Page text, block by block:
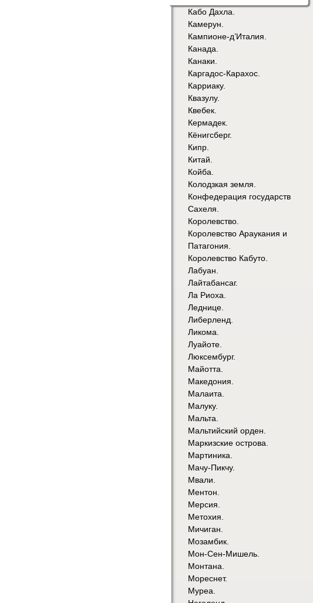
Кабо Дахла.
Камерун.
Кампионе-д’Италия.
Канада.
Канаки.
Каргадос-Карахос.
Карриаку.
Квазулу.
Квебек.
Кермадек.
Кёнигсберг.
Кипр.
Китай.
Койба.
Колодзкая земля.
Конфедерация государств
Сахеля.
Королевство.
Королевство Араукания и
Патагония.
Королевство Кабуто.
Лабуан.
Лайтабансаг.
Ла Риоха.
Леднице.
Либерленд.
Ликома.
Луайоте.
Люксембург.
Майотта.
Македония.
Малаита.
Малуку.
Мальта.
Мальтийский орден.
Маркизские острова.
Мартиника.
Мачу-Пикчу.
Мвали.
Ментон.
Мерсия.
Метохия.
Мичиган.
Мозамбик.
Мон-Сен-Мишель.
Монтана.
Мореснет.
Муреа.